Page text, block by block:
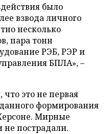
было
взвода личного
несколько
пара тонн
РЭБ, РЭР и
БПЛА», –
это не первая
формирования
Мирные
не пострадали.